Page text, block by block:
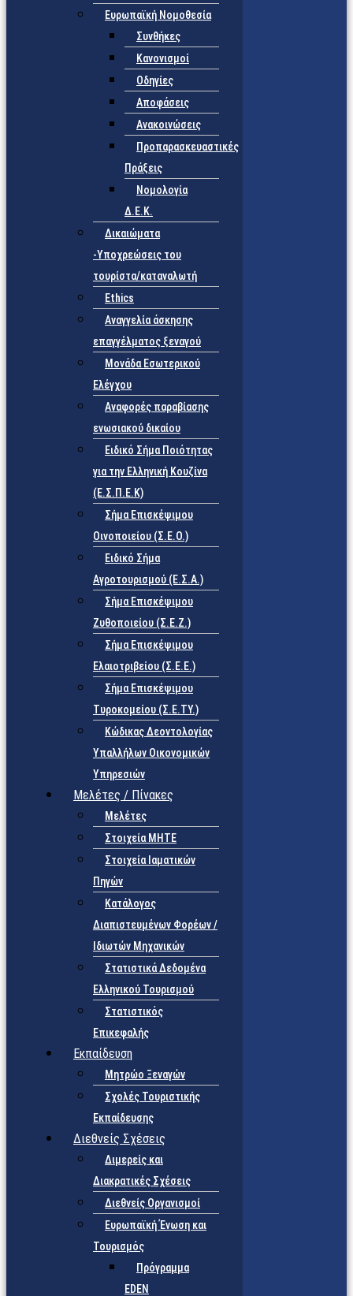
Ευρωπαϊκή Νομοθεσία
Συνθήκες
Κανονισμοί
Οδηγίες
Αποφάσεις
Ανακοινώσεις
Προπαρασκευαστικές
Πράξεις
Νομολογία
Δ.Ε.Κ.
Δικαιώματα
-Υποχρεώσεις του
τουρίστα/καταναλωτή
Ethics
Αναγγελία άσκησης
επαγγέλματος ξεναγού
Μονάδα Εσωτερικού
Ελέγχου
Αναφορές παραβίασης
ενωσιακού δικαίου
Ειδικό Σήμα Ποιότητας
για την Ελληνική Κουζίνα
(Ε.Σ.Π.Ε.Κ)
Σήμα Επισκέψιμου
Οινοποιείου (Σ.Ε.Ο.)
Ειδικό Σήμα
Αγροτουρισμού (Ε.Σ.Α.)
Σήμα Επισκέψιμου
Ζυθοποιείου (Σ.Ε.Ζ.)
Σήμα Επισκέψιμου
Ελαιοτριβείου (Σ.Ε.Ε.)
Σήμα Επισκέψιμου
Τυροκομείου (Σ.Ε.TY.)
Κώδικας Δεοντολογίας
Υπαλλήλων Οικονομικών
Υπηρεσιών
Μελέτες / Πίνακες
Μελέτες
Στοιχεία ΜΗΤΕ
Στοιχεία Ιαματικών
Πηγών
Κατάλογος
Διαπιστευμένων Φορέων /
Ιδιωτών Μηχανικών
Στατιστικά Δεδομένα
Ελληνικού Τουρισμού
Στατιστικός
Επικεφαλής
Εκπαίδευση
Μητρώο Ξεναγών
Σχολές Τουριστικής
Εκπαίδευσης
Διεθνείς Σχέσεις
Διμερείς και
Διακρατικές Σχέσεις
Διεθνείς Οργανισμοί
Ευρωπαϊκή Ένωση και
Τουρισμός
Πρόγραμμα
EDEN